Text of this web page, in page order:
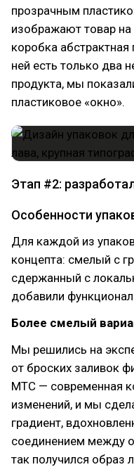
прозрачным
изображают товар
коробка
ней есть только два
продукта, мы
пластиковое «‎окно».
Этап #2:
Особенности
Для каждой из
концепта: смелый с
сдержанный с
добавили
Более смелый
Мы решились на
от броских заливок
МТС — современная
изменений, и мы
градиент,
соединением между
так получился образ